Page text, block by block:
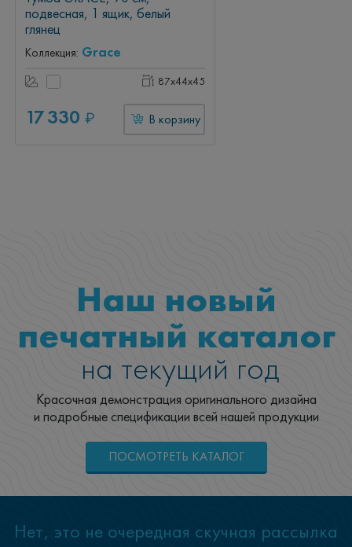
подвесная, 1 ящик, белый
глянец
Коллекция: Grace
87x44x45
17 330 ₽ В корзину
Наш новый
печатный каталог
на текущий год
Красочная демонстрация оригинального дизайна
и подробные спецификации всей нашей продукции
ПОСМОТРЕТЬ КАТАЛОГ
Нет, это не очередная скучная рассылка